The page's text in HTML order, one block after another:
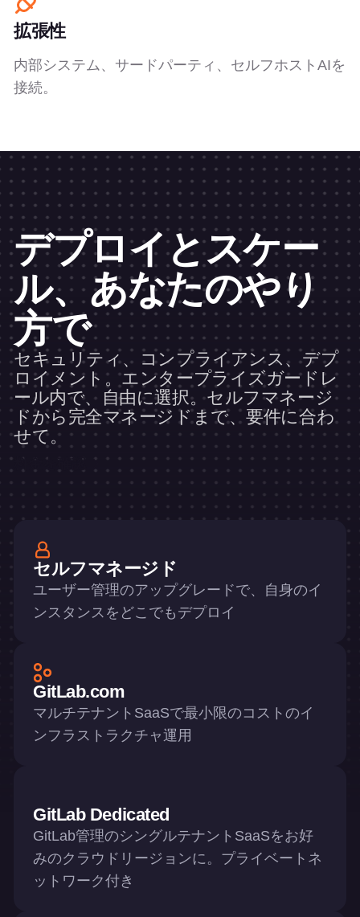
拡張性
内部システム、サードパーティ、セルフホストAIを
接続。
デプロイとスケー
ル、あなたのやり
方で
セキュリティ、コンプライアンス、デプ
ロイメント。エンタープライズガードレ
ール内で、自由に選択。セルフマネージ
ドから完全マネージドまで、要件に合わ
せて。
料金を確認
セルフマネージド
ユーザー管理のアップグレードで、自身のイ
ンスタンスをどこでもデプロイ
GitLab.com
マルチテナントSaaSで最小限のコストのイ
ンフラストラクチャ運用
GitLab Dedicated
GitLab管理のシングルテナントSaaSをお好
みのクラウドリージョンに。プライベートネ
ットワーク付き